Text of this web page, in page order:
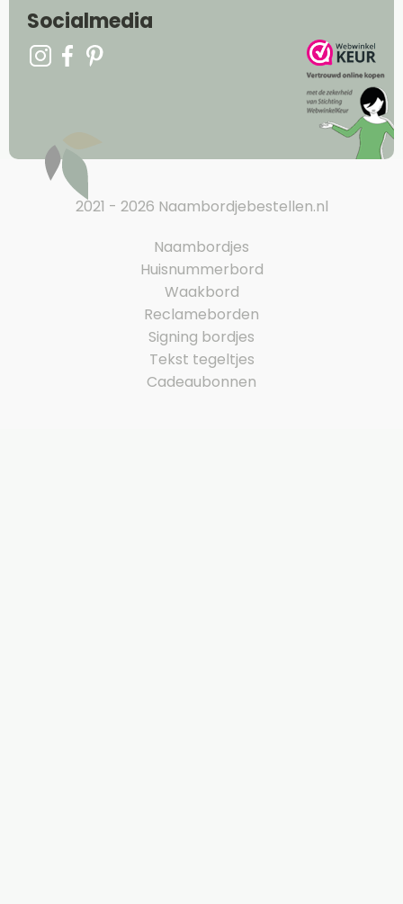
Socialmedia
2021 - 2026 Naambordjebestellen.nl
Naambordjes
Huisnummerbord
Waakbord
Reclameborden
Signing bordjes
Tekst tegeltjes
Cadeaubonnen